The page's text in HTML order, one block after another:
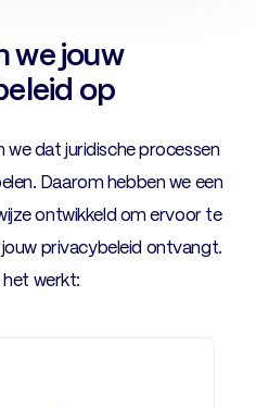
we jouw
op
we dat juridische processen
Daarom hebben we een
ontwikkeld om ervoor te
privacybeleid ontvangt.
het werkt: